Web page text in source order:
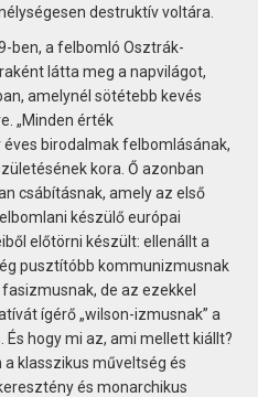
destruktív voltára.
ben, a felbomló Osztrák-
látta meg a napvilágot,
amelynél sötétebb kevés
„Minden érték
birodalmak felbomlásának,
kora. Ő azonban
csábításnak, amely az első
készülő európai
előtörni készült: ellenállt a
pusztítóbb kommunizmusnak
de az ezekkel
ígérő „wilson-izmusnak” a
hogy mi az, ami mellett kiállt?
a klasszikus műveltség és
és monarchikus